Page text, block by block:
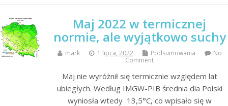
Maj 2022 w termicznej
normie, ale wyjątkowo suchy
mark 1 lipca, 2022 Podsumowania
No
Comment
Maj nie wyróżnił się termicznie względem lat
ubiegłych. Według IMGW-PIB średnia dla Polski
wyniosła wtedy 13,5°C, co wpisało się w